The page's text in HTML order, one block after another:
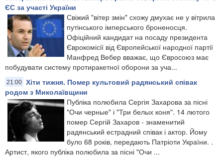
ЄС за участі України
Свіжий "вітер змін" схожу дмухає не у вітрила
путінського імперського броненосця.
Офіційний кандидат на посаду президента
Єврокомісії від Європейської народної партії
Манфред Вебер вважає, що Євросоюз має
побудувати систему протиракетної оборони за уча...
21:00 Хіти тижня. Помер культовий радянський співак
родом з Миколаївщини
Публіка полюбила Сергія Захарова за пісні
"Очи черные" і "Три белых коня". 14 лютого
помер Сергій Захаров - знаменитий
радянський естрадний співак і актор. Йому
було 68 років, передають Патріоти України. .
Артист, якого публіка полюбила за пісні "Очи ...